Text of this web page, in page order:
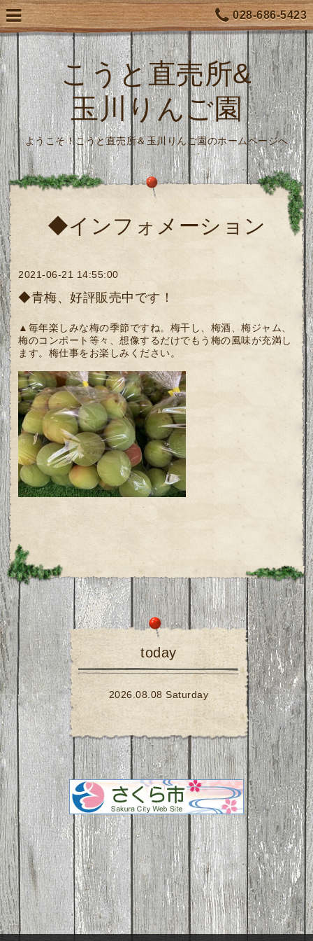
028-686-5423
こうと直売所&
玉川りんご園
ようこそ！こうと直売所＆玉川りんご園のホームページへ
◆インフォメーション
2021-06-21 14:55:00
◆青梅、好評販売中です！
▲毎年楽しみな梅の季節ですね。梅干し、梅酒、梅ジャム、
梅のコンポート等々、想像するだけでもう梅の風味が充満し
ます。梅仕事をお楽しみください。
today
2026.08.08 Saturday